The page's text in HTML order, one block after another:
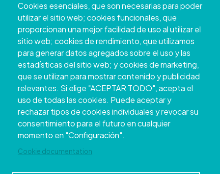
Cookies esenciales, que son necesarias para poder
utilizar el sitio web; cookies funcionales, que
proporcionan una mejor facilidad de uso al utilizar el
sitio web; cookies de rendimiento, que utilizamos
para generar datos agregados sobre el uso y las
estadísticas del sitio web; y cookies de marketing,
que se utilizan para mostrar contenido y publicidad
relevantes. Si elige "ACEPTAR TODO", acepta el
uso de todas las cookies. Puede aceptar y
rechazar tipos de cookies individuales y revocar su
consentimiento para el futuro en cualquier
momento en "Configuración".
Cookie documentation
Copyright © 2026. Deputación Provincial de
Pontevedra. Todos os dereitos reservados
Aviso
Accessibility Protección de